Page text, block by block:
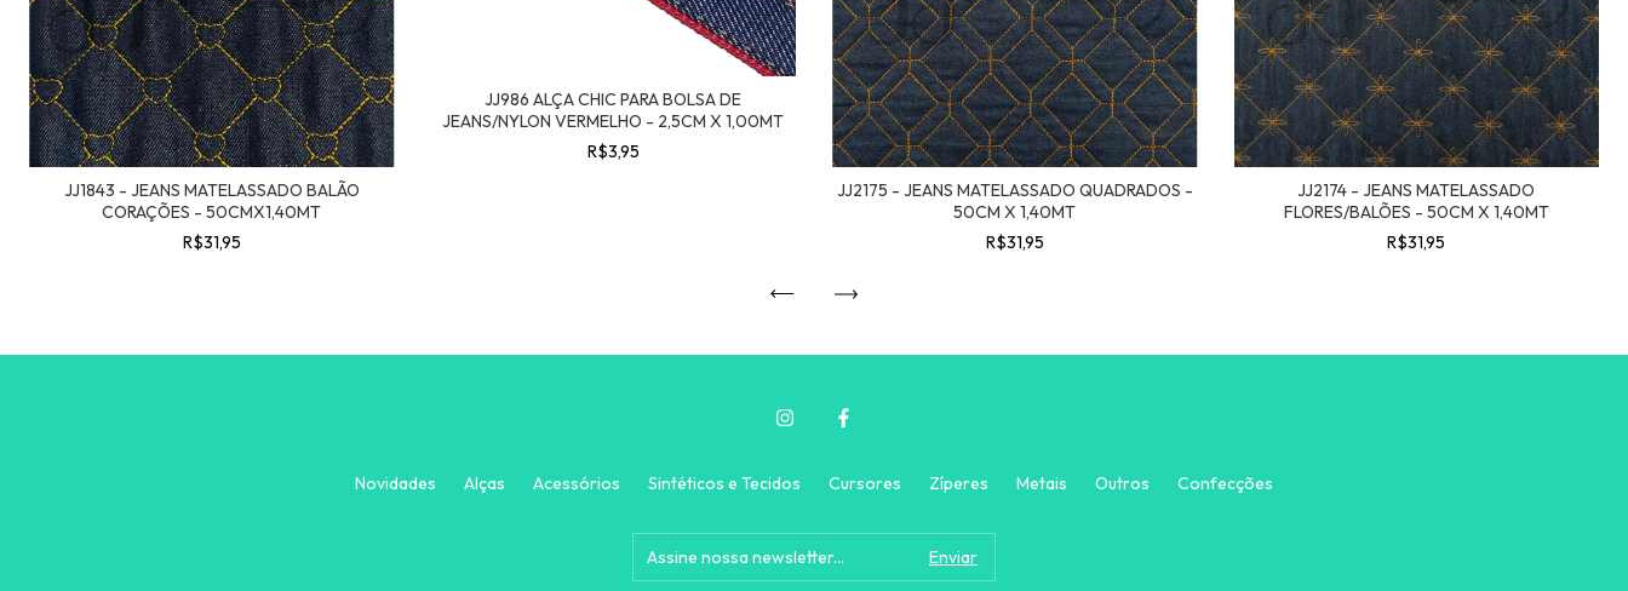
JJ1843 - JEANS MATELASSADO BALÃO
CORAÇÕES - 50CMX1,40MT
R$31,95
JJ986 ALÇA CHIC PARA BOLSA DE
JEANS/NYLON VERMELHO - 2,5CM X 1,00MT
R$3,95
JJ2175 - JEANS MATELASSADO QUADRADOS -
50CM X 1,40MT
R$31,95
JJ2174 - JEANS MATELASSADO
FLORES/BALÕES - 50CM X 1,40MT
R$31,95
Novidades Alças Acessórios Sintéticos e Tecidos Cursores Zíperes Metais Outros Confecções